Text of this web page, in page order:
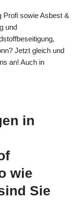
Profi sowie Asbest &
und
Jetzt gleich und
an! Auch in
in
wie
Sie